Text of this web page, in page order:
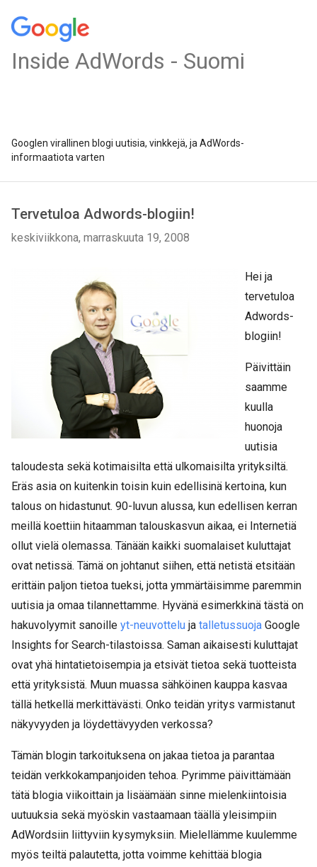
Inside AdWords - Suomi
Googlen virallinen blogi uutisia, vinkkejä, ja AdWords-
informaatiota varten
Tervetuloa Adwords-blogiin!
keskiviikkona, marraskuuta 19, 2008
Hei ja
tervetuloa
Adwords-
blogiin!
Päivittäin
saamme
kuulla
huonoja
uutisia
taloudesta sekä kotimaisilta että ulkomaisilta yrityksiltä.
Eräs asia on kuitenkin toisin kuin edellisinä kertoina, kun
talous on hidastunut. 90-luvun alussa, kun edellisen kerran
meillä koettiin hitaamman talouskasvun aikaa, ei Internetiä
ollut vielä olemassa. Tänään kaikki suomalaiset kuluttajat
ovat netissä. Tämä on johtanut siihen, että netistä etsitään
erittäin paljon tietoa tueksi, jotta ymmärtäisimme paremmin
uutisia ja omaa tilannettamme. Hyvänä esimerkkinä tästä on
hakuvolyymit sanoille yt-neuvottelu ja talletussuoja Google
Insights for Search-tilastoissa. Saman aikaisesti kuluttajat
ovat yhä hintatietoisempia ja etsivät tietoa sekä tuotteista
että yrityksistä. Muun muassa sähköinen kauppa kasvaa
tällä hetkellä merkittävästi. Onko teidän yritys varmistanut
näkyvyyden ja löydettävyyden verkossa?
Tämän blogin tarkoituksena on jakaa tietoa ja parantaa
teidän verkkokampanjoiden tehoa. Pyrimme päivittämään
tätä blogia viikoittain ja lisäämään sinne mielenkiintoisia
uutuuksia sekä myöskin vastaamaan täällä yleisimpiin
AdWordsiin liittyviin kysymyksiin. Mielellämme kuulemme
myös teiltä palautetta, jotta voimme kehittää blogia